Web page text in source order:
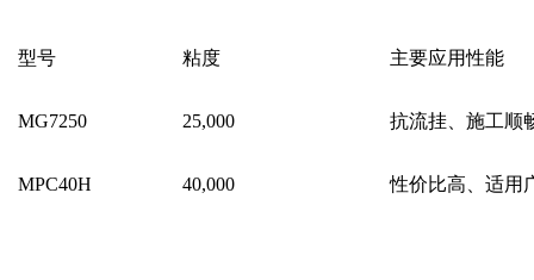
型号 粘度 主要应用性能
MG7250 25,000 抗流挂、施工顺
MPC40H 40,000 性价比高、适用